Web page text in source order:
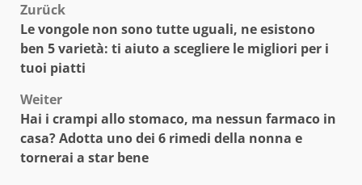
Beitragsnavigation
Zurück
Le vongole non sono tutte uguali, ne esistono
ben 5 varietà: ti aiuto a scegliere le migliori per i
tuoi piatti
Weiter
Hai i crampi allo stomaco, ma nessun farmaco in
casa? Adotta uno dei 6 rimedi della nonna e
tornerai a star bene